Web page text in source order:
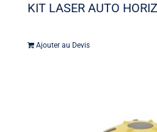
KIT LASER AUTO
Ajouter au Devis